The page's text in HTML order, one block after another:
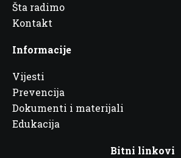
Šta radimo
Kontakt
Informacije
Vijesti
Prevencija
Dokumenti i materijali
Edukacija
Bitni linkovi